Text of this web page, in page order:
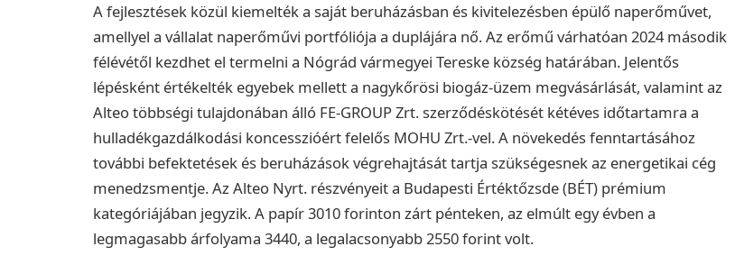
A fejlesztések közül kiemelték a saját beruházásban és kivitelezésben épülő naperőművet,
amellyel a vállalat naperőművi portfóliója a duplájára nő. Az erőmű várhatóan 2024 második
félévétől kezdhet el termelni a Nógrád vármegyei Tereske község határában. Jelentős
lépésként értékelték egyebek mellett a nagykőrösi biogáz-üzem megvásárlását, valamint az
Alteo többségi tulajdonában álló FE-GROUP Zrt. szerződéskötését kétéves időtartamra a
hulladékgazdálkodási koncesszióért felelős MOHU Zrt.-vel.A növekedés fenntartásához
további befektetések és beruházások végrehajtását tartja szükségesnek az energetikai cég
menedzsmentje.Az Alteo Nyrt. részvényeit a Budapesti Értéktőzsde (BÉT) prémium
kategóriájában jegyzik. A papír 3010 forinton zárt pénteken, az elmúlt egy évben a
legmagasabb árfolyama 3440, a legalacsonyabb 2550 forint volt.